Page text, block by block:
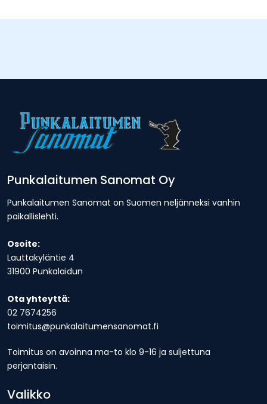
Punkalaitumen Sanomat Oy
Punkalaitumen Sanomat on Suomen neljänneksi vanhin
paikallislehti.
Osoite:
Lauttakyläntie 4
31900 Punkalaidun
Ota yhteyttä:
02 7674256
toimitus@punkalaitumensanomat.fi
Toimitus on avoinna ma-to klo 9-16 ja suljettuna
perjantaisin.
Valikko